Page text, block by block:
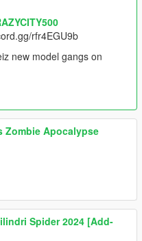
rfr4EGU9b
new model gangs on
Zombie Apocalypse
Spider 2024 [Add-